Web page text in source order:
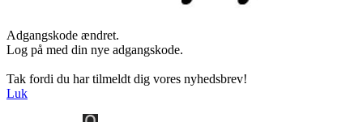
Adgangskode ændret.
Log på med din nye adgangskode.
Tak fordi du har tilmeldt dig vores nyhedsbrev!
Luk